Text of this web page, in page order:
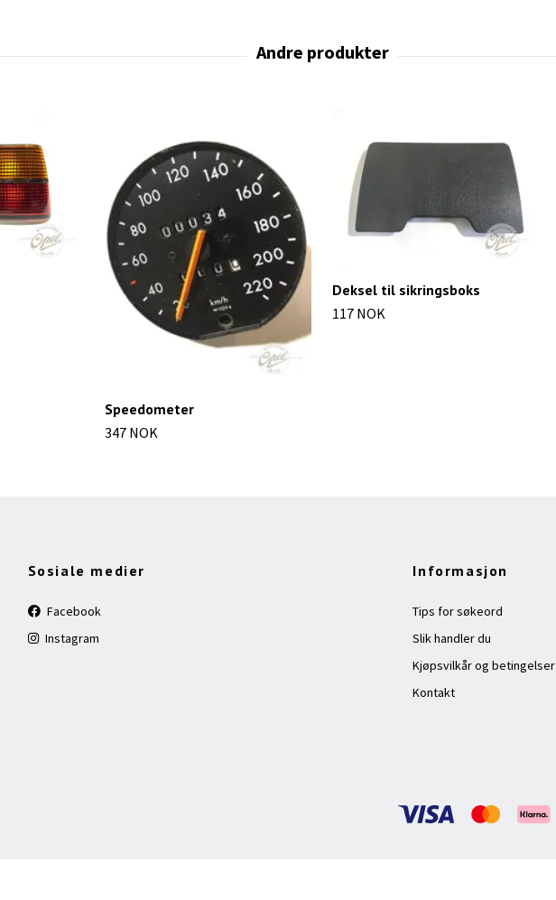
Speedometer
347 NOK
Deksel til sikringsboks
117 NOK
Sosiale medier
Facebook
Instagram
Informasjon
Tips for søkeord
Slik handler du
Kjøpsvilkår og betingelser
Kontakt